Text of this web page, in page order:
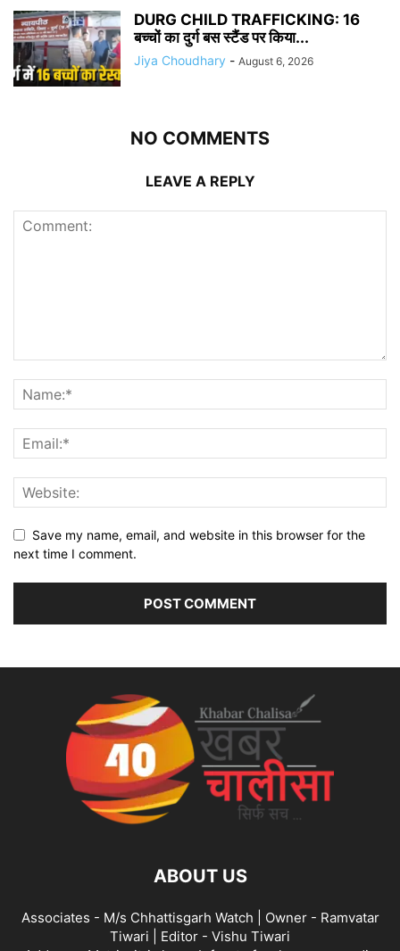
DURG CHILD TRAFFICKING: 16
बच्चों का दुर्ग बस स्टैंड पर किया...
Jiya Choudhary - August 6, 2026
NO COMMENTS
LEAVE A REPLY
Save my name, email, and website in this browser for the
next time I comment.
ABOUT US
Associates - M/s Chhattisgarh Watch | Owner - Ramvatar
Tiwari | Editor - Vishu Tiwari